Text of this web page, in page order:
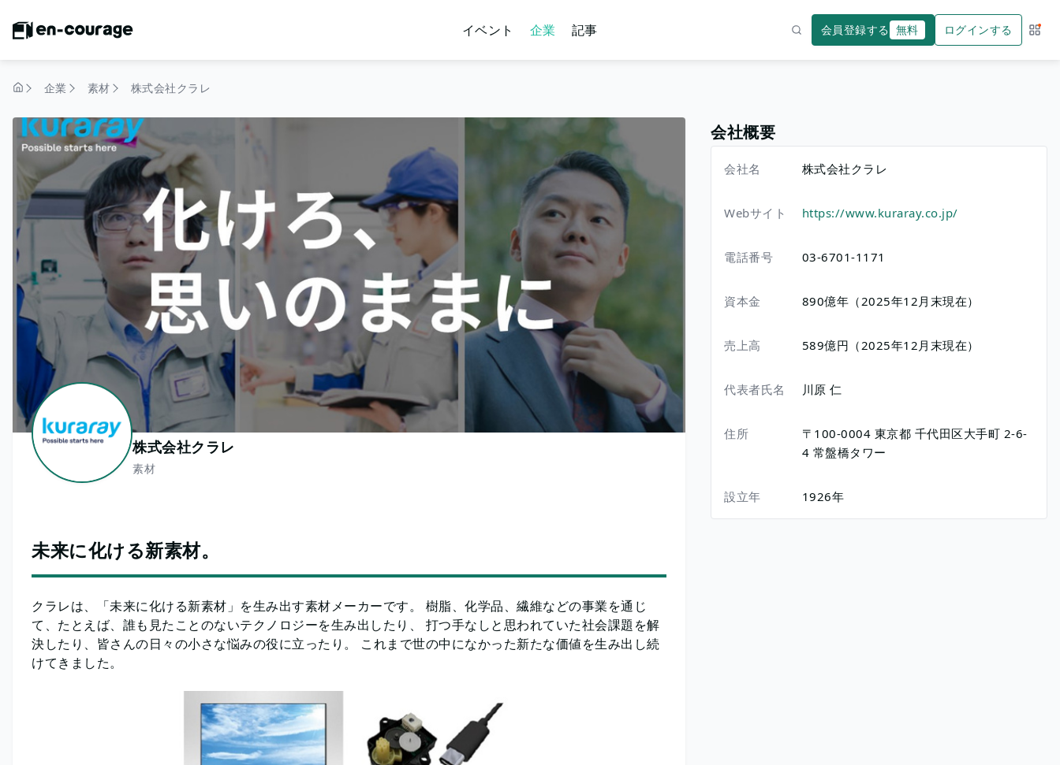
イベント 企業 記事 会員登録する 無料 ログインする サー
企業 素材 株式会社クラレ
株式会社クラレ
素材
未来に化ける新素材。
クラレは、「未来に化ける新素材」を生み出す素材メーカーです。 樹脂、化学品、繊維などの事業を通じ
て、たとえば、誰も見たことのないテクノロジーを生み出したり、 打つ手なしと思われていた社会課題を解
決したり、皆さんの日々の小さな悩みの役に立ったり。 これまで世の中になかった新たな価値を生み出し続
けてきました。
会社概要
会社名 株式会社クラレ
Webサイト https://www.kuraray.co.jp/
電話番号 03-6701-1171
資本金 890億年（2025年12月末現在）
売上高 589億円（2025年12月末現在）
代表者氏名 川原 仁
住所 〒100-0004 東京都 千代田区大手町 2-6-
4 常盤橋タワー
設立年 1926年